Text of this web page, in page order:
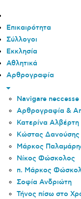
Επικαιρότητα
Σύλλογοι
Εκκλησία
Αθλητικά
Αρθρογραφία
Navigare
Αρθρογραφία &
Κατερίνα Αλβέρτη
Κώστας Δανούσης
Μάρκος
Νίκος Φώσκολος
π. Μάρκος
Σοφία Ανδριώτη
Τήνος πίσω στο